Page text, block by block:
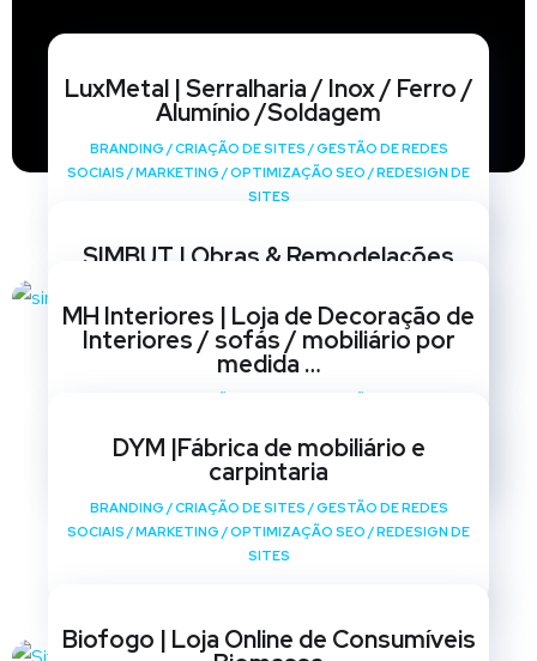
LuxMetal | Serralharia / Inox / Ferro /
Alumínio /Soldagem
BRANDING /CRIAÇÃO DE SITES /GESTÃO DE REDES
SOCIAIS /MARKETING /OPTIMIZAÇÃO SEO /REDESIGN DE
SITES
SIMBUT | Obras & Remodelações
SOCIAIS /MARKETING OPTIMIZAÇÃO SEO/ REDESIGN DE
SITES
MH Interiores | Loja de Decoração de
Interiores / sofás / mobiliário por
medida …
SITES
DYM |Fábrica de mobiliário e
carpintaria
BRANDING /CRIAÇÃO DE SITES /GESTÃO DE REDES
SOCIAIS /MARKETING /OPTIMIZAÇÃO SEO /REDESIGN DE
SITES
Biofogo | Loja Online de Consumíveis